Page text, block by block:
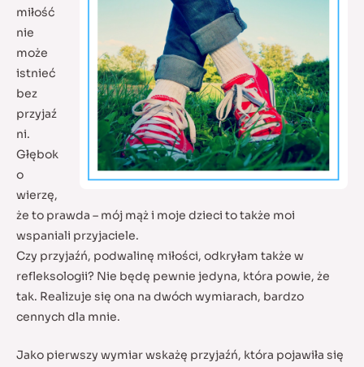
miłość
nie
może
istnieć
bez
przyjaź
ni.
Głębok
o
wierzę,
że to prawda – mój mąż i moje dzieci to także moi
wspaniali przyjaciele.
Czy przyjaźń, podwalinę miłości, odkryłam także w
refleksologii? Nie będę pewnie jedyna, która powie, że
tak. Realizuje się ona na dwóch wymiarach, bardzo
cennych dla mnie.
Jako pierwszy wymiar wskażę przyjaźń, która pojawiła się